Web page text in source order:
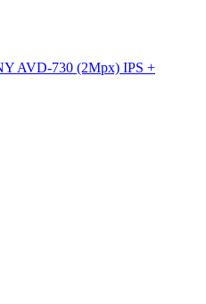
AVD-730 (2Mpx) IPS +